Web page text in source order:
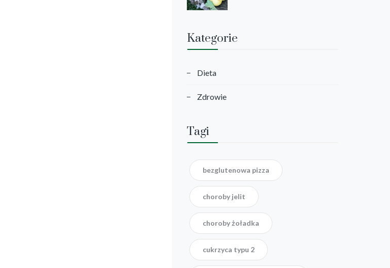
Kategorie
Dieta
Zdrowie
Tagi
bezglutenowa pizza
choroby jelit
choroby żoładka
cukrzyca typu 2